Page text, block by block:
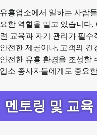
유흥업소에서 일하는 사람
요한 역할을 맡고 있습니다
련 교육과 자기 관리가 필수
안전한 제공이나, 고객의
안전한 유흥 환경을 조성할
업소 종사자들에게도 중요
멘토링 및 교육